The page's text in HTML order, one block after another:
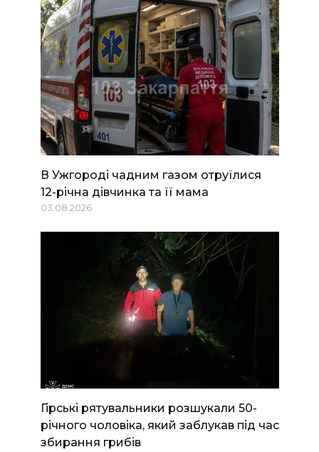
В Ужгороді чадним газом отруїлися
12-річна дівчинка та її мама
03.08.2026
Гірські рятувальники розшукали 50-
річного чоловіка, який заблукав під час
збирання грибів